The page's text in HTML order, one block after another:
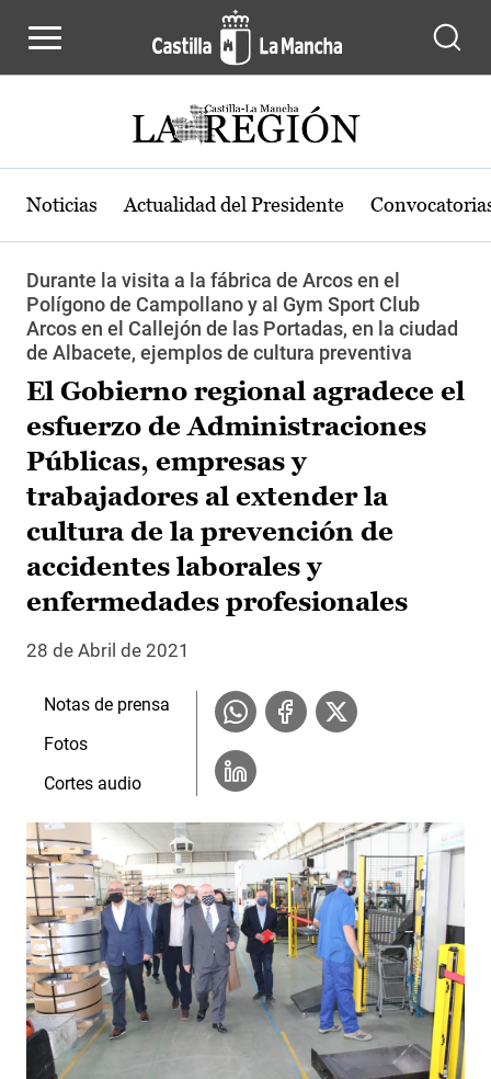
Noticias Actualidad del Presidente
Durante la visita a la fábrica de Arcos en el
Polígono de Campollano y al Gym Sport Club
Arcos en el Callejón de las Portadas, en la ciudad
de Albacete, ejemplos de cultura preventiva
El Gobierno regional agradece el
esfuerzo de Administraciones
Públicas, empresas y
trabajadores al extender la
cultura de la prevención de
accidentes laborales y
enfermedades profesionales
28 de Abril de 2021
Notas de prensa
Fotos
Cortes audio